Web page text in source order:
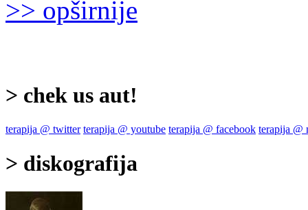
>> opširnije
> chek us aut!
terapija @ twitter terapija @ youtube terapija @ facebook terapija @
> diskografija